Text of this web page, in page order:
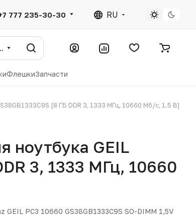
777 235-30-30 RU
ФлешкиЗапчасти
[8 ГБ DDR 3, 1333 МГц, 10660 Мб/с, 1.5 В]
ноутбука GEIL
3, 1333 МГц, 10660
PC3 10660 GS38GB1333C9S SO-DIMM 1,5V